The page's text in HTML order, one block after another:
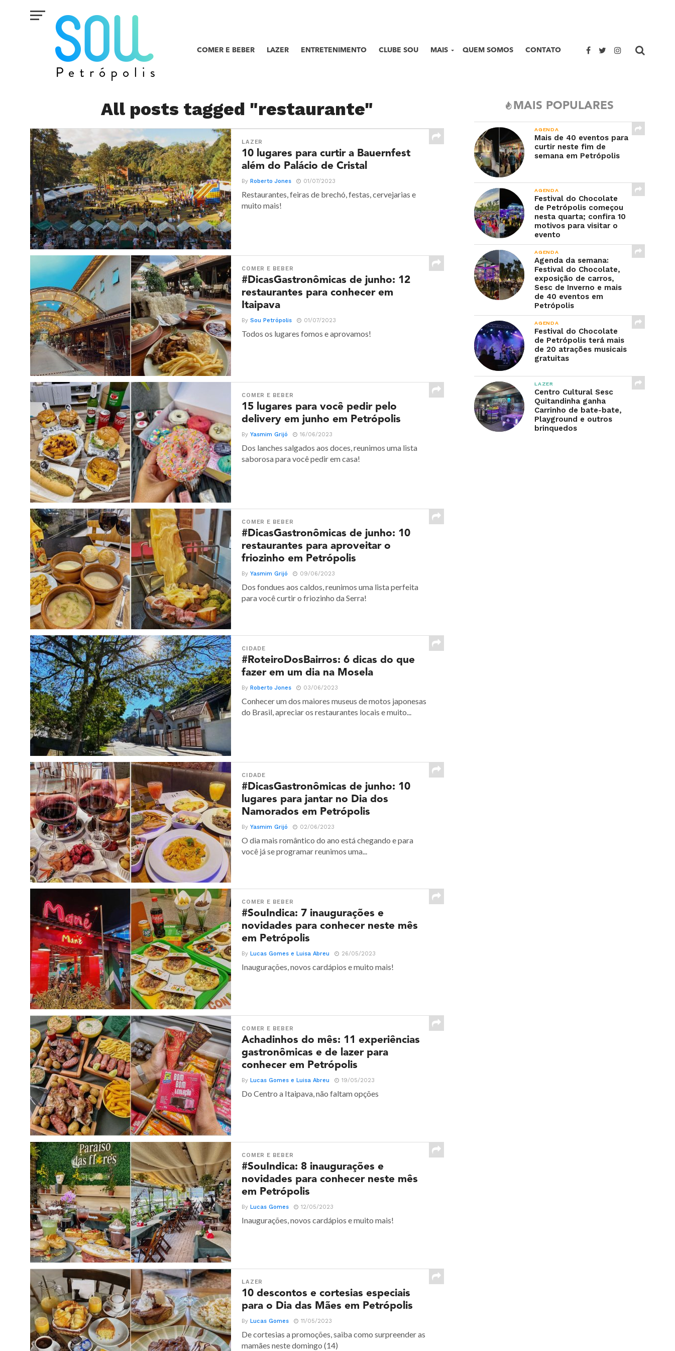
COMER E BEBER LAZER ENTRETENIMENTO CLUBE SOU MAIS QUEM SOMOS CONTATO
All posts tagged "restaurante"
LAZER
10 lugares para curtir a Bauernfest
além do Palácio de Cristal
ByRoberto Jones 01/07/2023
Restaurantes, feiras de brechó, festas, cervejarias e
muito mais!
COMER E BEBER
#DicasGastronômicas de junho: 12
restaurantes para conhecer em
Itaipava
BySou Petrópolis 01/07/2023
Todos os lugares fomos e aprovamos!
COMER E BEBER
15 lugares para você pedir pelo
delivery em junho em Petrópolis
ByYasmim Grijó 16/06/2023
Dos lanches salgados aos doces, reunimos uma lista
saborosa para você pedir em casa!
COMER E BEBER
#DicasGastronômicas de junho: 10
restaurantes para aproveitar o
friozinho em Petrópolis
ByYasmim Grijó 09/06/2023
Dos fondues aos caldos, reunimos uma lista perfeita
para você curtir o friozinho da Serra!
CIDADE
#RoteiroDosBairros: 6 dicas do que
fazer em um dia na Mosela
ByRoberto Jones 03/06/2023
Conhecer um dos maiores museus de motos japonesas
do Brasil, apreciar os restaurantes locais e muito...
CIDADE
#DicasGastronômicas de junho: 10
lugares para jantar no Dia dos
Namorados em Petrópolis
ByYasmim Grijó 02/06/2023
O dia mais romântico do ano está chegando e para
você já se programar reunimos uma...
COMER E BEBER
#SouIndica: 7 inaugurações e
novidades para conhecer neste mês
em Petrópolis
ByLucas Gomes e Luisa Abreu 26/05/2023
Inaugurações, novos cardápios e muito mais!
COMER E BEBER
Achadinhos do mês: 11 experiências
gastronômicas e de lazer para
conhecer em Petrópolis
ByLucas Gomes e Luisa Abreu 19/05/2023
Do Centro a Itaipava, não faltam opções
COMER E BEBER
#SouIndica: 8 inaugurações e
novidades para conhecer neste mês
em Petrópolis
ByLucas Gomes 12/05/2023
Inaugurações, novos cardápios e muito mais!
LAZER
10 descontos e cortesias especiais
para o Dia das Mães em Petrópolis
ByLucas Gomes 11/05/2023
De cortesias a promoções, saiba como surpreender as
mamães neste domingo (14)
MAIS POPULARES
AGENDA
Mais de 40 eventos para
curtir neste fim de
semana em Petrópolis
AGENDA
Festival do Chocolate
de Petrópolis começou
nesta quarta; confira 10
motivos para visitar o
evento
AGENDA
Agenda da semana:
Festival do Chocolate,
exposição de carros,
Sesc de Inverno e mais
de 40 eventos em
Petrópolis
AGENDA
Festival do Chocolate
de Petrópolis terá mais
de 20 atrações musicais
gratuitas
LAZER
Centro Cultural Sesc
Quitandinha ganha
Carrinho de bate-bate,
Playground e outros
brinquedos